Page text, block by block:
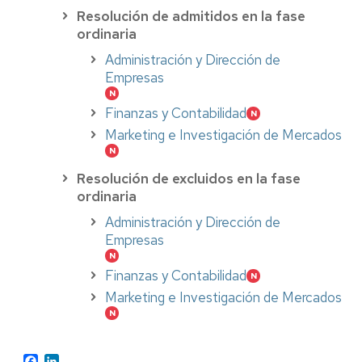
Resolución de admitidos en la fase
ordinaria
Administración y Dirección de
Empresas
Finanzas y Contabilidad
Marketing e Investigación de Mercados
Resolución de excluidos en la fase
ordinaria
Administración y Dirección de
Empresas
Finanzas y Contabilidad
Marketing e Investigación de Mercados